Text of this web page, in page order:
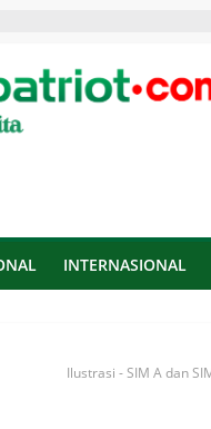
INTERNASIONAL
Ilustrasi - SIM A dan